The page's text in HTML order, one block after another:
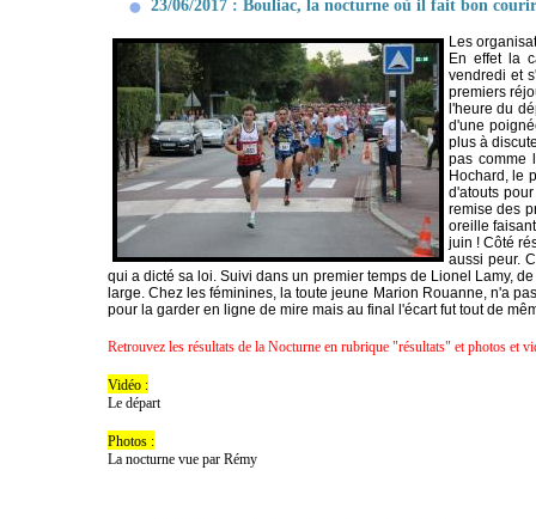
23/06/2017 : Bouliac, la nocturne où il fait bon
Les
En effet la
vendredi et
premiers
l'heure du
d'une
plus à
pas comme
Hochard, le
d'atouts
remise des
oreille
juin ! Côté
aussi peur.
qui a dicté sa loi. Suivi dans un premier temps de Lionel Lamy,
large. Chez les féminines, la toute jeune Marion Rouanne, n'a
pour la garder en ligne de mire mais au final l'écart fut tout de
Retrouvez les résultats de la Nocturne en rubrique "résultats" et photos et
Vidéo :
Le départ
Photos :
La nocturne vue par Rémy